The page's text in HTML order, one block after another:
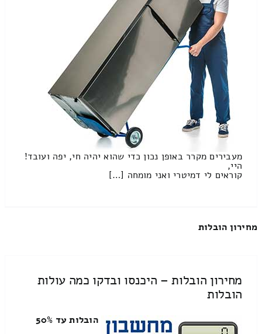
מעבירים מקרר באופן נכון כדי שהוא יהיה חי, יפה ועובד!
היי,
קוראים לי דמיטרי ואני מומחה […]
מחירון הובלות
מחירון הובלות – היכנסו ובדקו כמה עולות
הובלות
הובלות עד 50%